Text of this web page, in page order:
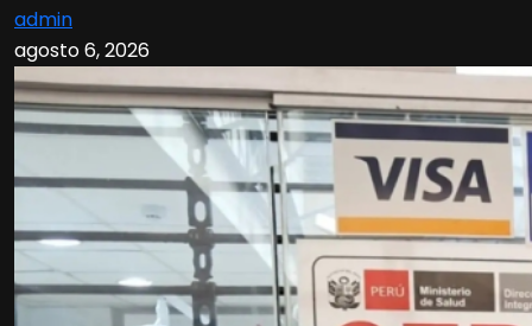
admin
agosto 6, 2026